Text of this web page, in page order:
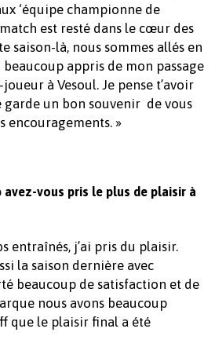
‘équipe championne de
est resté dans le cœur des
saison-là, nous sommes allés en
beaucoup appris de mon passage
à Vesoul. Je pense t’avoir
un bon souvenir de vous
encouragements. »
avez-vous pris le plus de plaisir à
entraînés, j’ai pris du plaisir.
la saison dernière avec
beaucoup de satisfaction et de
nous avons beaucoup
que le plaisir final a été